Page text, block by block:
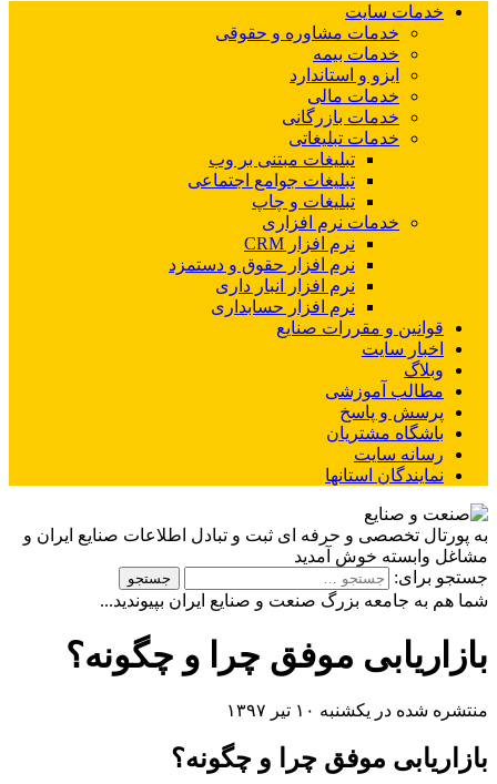
خدمات سایت
خدمات مشاوره و حقوقی
خدمات بیمه
ایزو و استاندارد
خدمات مالی
خدمات بازرگانی
خدمات تبلیغاتی
تبلیغات مبتنی بر وب
تبلیغات جوامع اجتماعی
تبلیغات و چاپ
خدمات نرم افزاری
نرم افزار CRM
نرم افزار حقوق و دستمزد
نرم افزار انبار داری
نرم افزار حسابداری
قوانین و مقررات صنایع
اخبار سایت
وبلاگ
مطالب آموزشی
پرسش و پاسخ
باشگاه مشتریان
رسانه سایت
نمایندگان استانها
به پورتال تخصصی و حرفه ای ثبت و تبادل اطلاعات صنایع ایران و
مشاغل وابسته خوش آمدید
جستجو برای:
شما هم به جامعه بزرگ صنعت و صنایع ایران بپیوندید...
بازاریابی موفق چرا و چگونه؟
منتشره شده در یکشنبه ۱۰ تیر ۱۳۹۷
بازاریابی موفق چرا و چگونه؟